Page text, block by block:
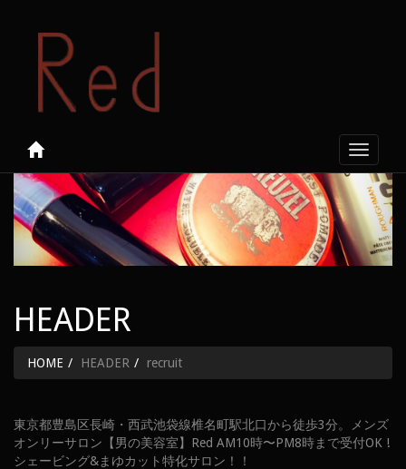
Toggle
HEADER
HOME HEADER recruit
東京都豊島区長崎・西武池袋線椎名町駅北口から徒歩3分。メンズ
オンリーサロン【男の美容室】Red AM10時〜PM8時まで受付OK !
シェービング&まゆカット特化サロン！！